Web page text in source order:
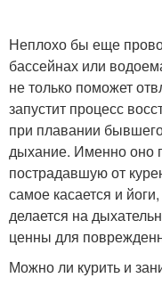
Неплохо бы еще
бассейнах или
не только поможет
запустит процесс
при плавании
дыхание. Именно оно
пострадавшую от
самое касается и
делается на
ценны для
Можно ли курить и